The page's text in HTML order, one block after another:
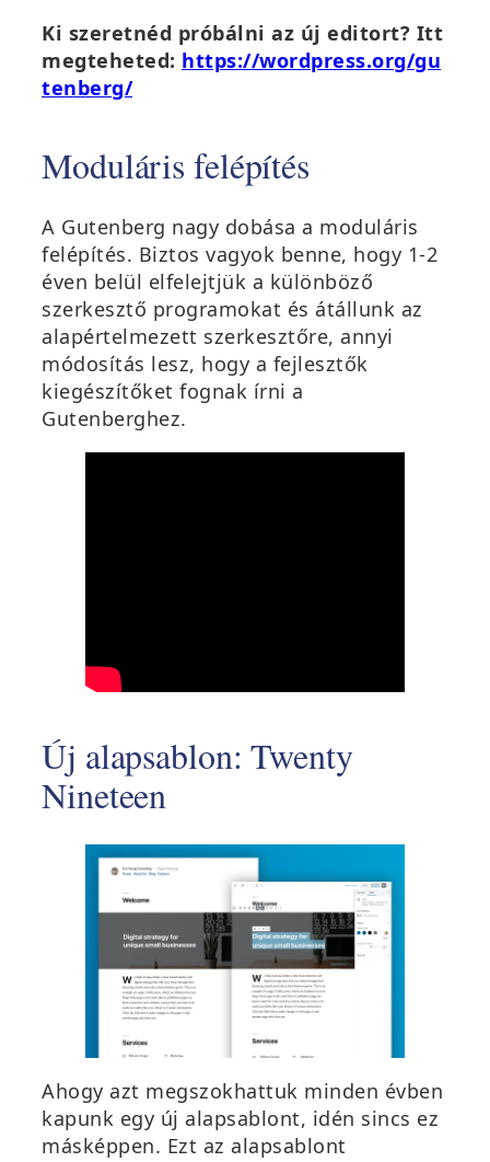
Ki szeretnéd próbálni az új editort? Itt
megteheted: https://wordpress.org/gu
tenberg/
Moduláris felépítés
A Gutenberg nagy dobása a moduláris
felépítés. Biztos vagyok benne, hogy 1-2
éven belül elfelejtjük a különböző
szerkesztő programokat és átállunk az
alapértelmezett szerkesztőre, annyi
módosítás lesz, hogy a fejlesztők
kiegészítőket fognak írni a
Gutenberghez.
Új alapsablon: Twenty
Nineteen
Ahogy azt megszokhattuk minden évben
kapunk egy új alapsablont, idén sincs ez
másképpen. Ezt az alapsablont